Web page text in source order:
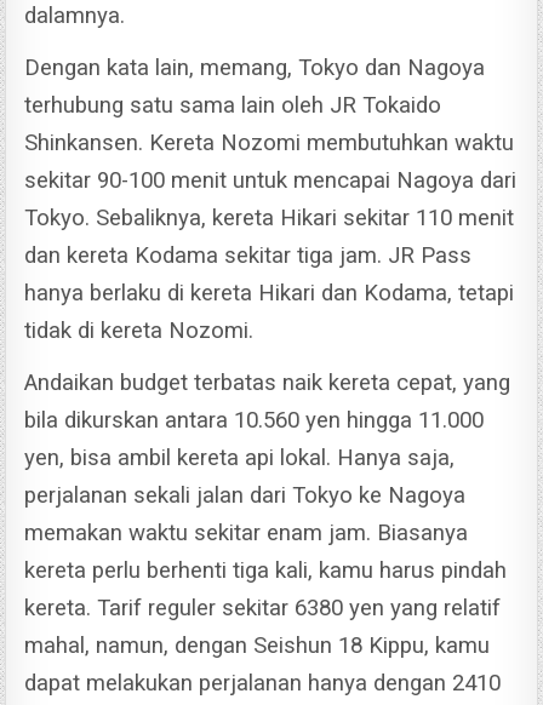
dalamnya.
Dengan kata lain, memang, Tokyo dan Nagoya
terhubung satu sama lain oleh JR Tokaido
Shinkansen. Kereta Nozomi membutuhkan waktu
sekitar 90-100 menit untuk mencapai Nagoya dari
Tokyo. Sebaliknya, kereta Hikari sekitar 110 menit
dan kereta Kodama sekitar tiga jam. JR Pass
hanya berlaku di kereta Hikari dan Kodama, tetapi
tidak di kereta Nozomi.
Andaikan budget terbatas naik kereta cepat, yang
bila dikurskan antara 10.560 yen hingga 11.000
yen, bisa ambil kereta api lokal. Hanya saja,
perjalanan sekali jalan dari Tokyo ke Nagoya
memakan waktu sekitar enam jam. Biasanya
kereta perlu berhenti tiga kali, kamu harus pindah
kereta. Tarif reguler sekitar 6380 yen yang relatif
mahal, namun, dengan Seishun 18 Kippu, kamu
dapat melakukan perjalanan hanya dengan 2410